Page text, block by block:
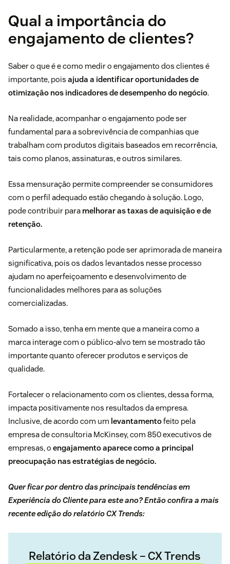
Qual a importância do
engajamento de clientes?
Saber o que é e como medir o engajamento dos clientes é
importante, pois ajuda a identificar oportunidades de
otimização nos indicadores de desempenhodo negócio.
Na realidade, acompanhar o engajamento pode ser
fundamental para a sobrevivência de companhias que
trabalham com produtos digitais baseados em recorrência,
tais como planos, assinaturas, e outros similares.
Essa mensuração permite compreender se consumidores
com o perfil adequado estão chegando à solução. Logo,
pode contribuir para melhorar as taxas de aquisição e de
retenção.
Particularmente, a retenção pode ser aprimorada de maneira
significativa, pois os dados levantados nesse processo
ajudam no aperfeiçoamento e desenvolvimento de
funcionalidades melhores para as soluções
comercializadas.
Somado a isso, tenha em mente que a maneira como a
marca interage com o público-alvo tem se mostrado tão
importante quanto oferecer produtos e serviços de
qualidade.
Fortalecer o relacionamento com os clientes, dessa forma,
impacta positivamente nos resultados da empresa.
Inclusive, de acordo com um levantamentofeito pela
empresa de consultoria McKinsey, com 850 executivos de
empresas, o engajamento aparece como a principal
preocupação nas estratégias de negócio.
Quer ficar por dentro das principais tendências em
Experiência do Cliente para este ano? Então confira a mais
recente edição do relatório CX Trends:
Relatório da Zendesk – CX Trends